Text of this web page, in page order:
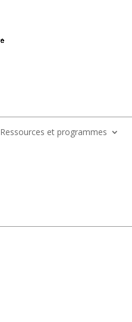
Ressources et programmes